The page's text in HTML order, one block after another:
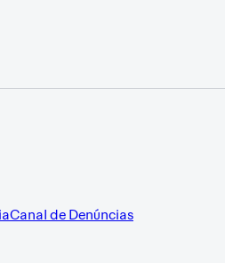
Canal de Denúncias